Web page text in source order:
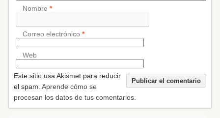
Nombre*
Correo electrónico*
Web
Este sitio usa Akismet para reducir
el spam. Aprende cómo se
procesan los datos de tus comentarios.